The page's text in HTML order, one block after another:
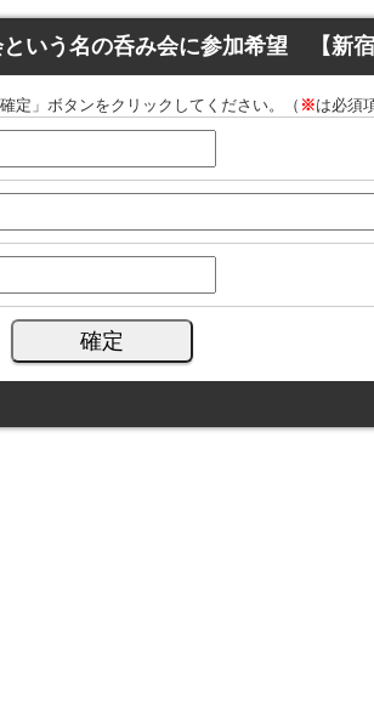
いう名の呑み会に参加希望 【新宿
定」ボタンをクリックしてください。（ ※は必須